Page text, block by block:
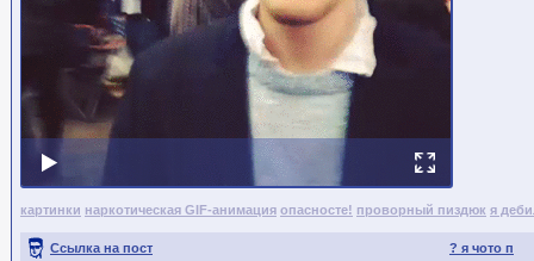
картинки наркотическая GIF-анимация опасносте! проворный пиздюк я
? я чото п
Ссылка на пост